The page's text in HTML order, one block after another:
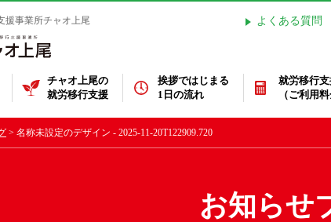
援事業所チャオ上尾 よくある質問
チャオ上尾の
就労移行支援
挨拶ではじまる
1日の流れ
就労移行
（ご利用
名称未設定のデザイン - 2025-11-20T122909.720
お知らせ